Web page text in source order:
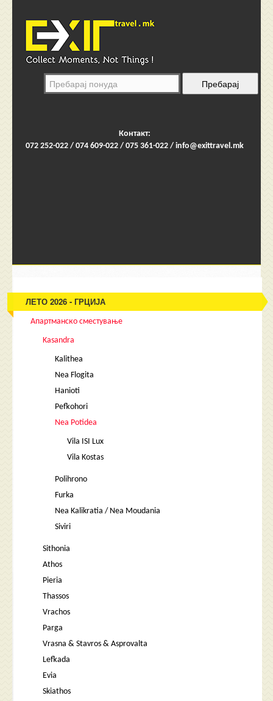
Контакт:
072 252-022 / 074 609-022 / 075 361-022 / info@exittravel.mk
ЛЕТО 2026 - ГРЦИЈА
Апартманско сместување
Kasandra
Kalithea
Nea Flogita
Hanioti
Pefkohori
Nea Potidea
Vila ISI Lux
Vila Kostas
Polihrono
Furka
Nea Kalikratia / Nea Moudania
Siviri
Sithonia
Athos
Pieria
Thassos
Vrachos
Parga
Vrasna & Stavros & Asprovalta
Lefkada
Evia
Skiathos